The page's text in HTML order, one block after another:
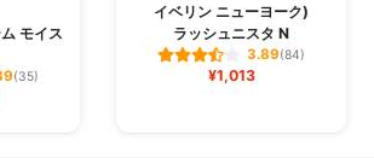
モイス
(35)
イベリン ニューヨーク)
ラッシュニスタ N
3.89(84)
¥1,013